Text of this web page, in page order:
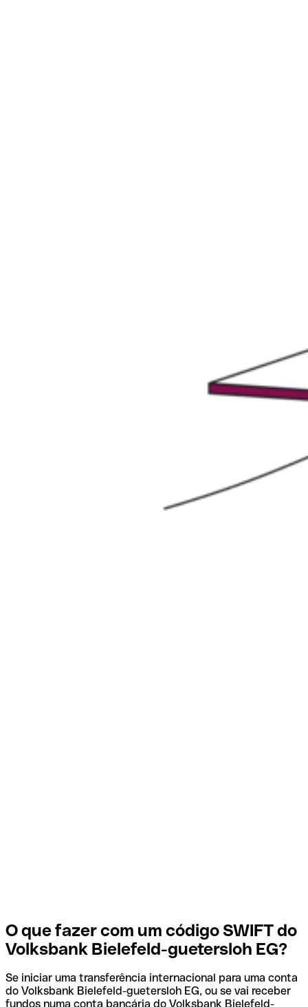
O que fazer com um código SWIFT do
Volksbank Bielefeld-guetersloh EG?
Se iniciar uma transferência internacional para uma conta
do Volksbank Bielefeld-guetersloh EG, ou se vai receber
fundos numa conta bancária do Volksbank Bielefeld-